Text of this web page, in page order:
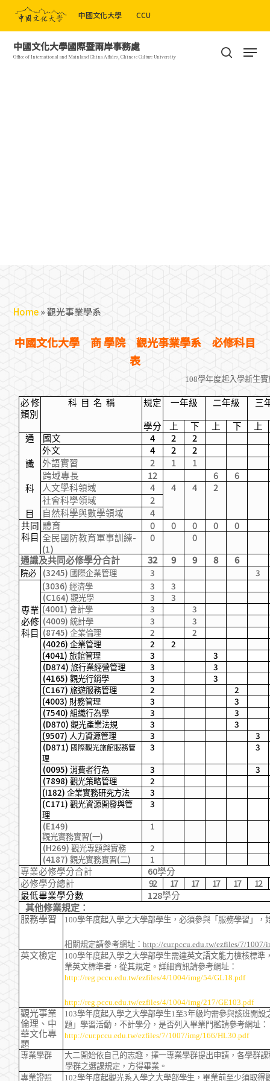
main
content
中國文化大學 CCU
中國文化大學國際暨兩岸事務處
Office of International and Mainland China Affairs, Chinese Culture University search
Home»觀光事業學系
中國文化大學 商 學院 觀光事業學系 必修科目
表
108學年度起入學新生實
必修
類別
科 目 名 稱 規定 一年級 二年級 三
學分 上 下 上 下
上
通
識
科
目
國文 4 2 2
外文 4 2 2
外語實習 2 1 1
跨域專長 12 6 6
人文學科領域 4 4 4 2
社會科學領域 2
自然科學與數學領域 4
共同
科目
體育 0 0 0 0 0
全民國防教育軍事訓練-
(1)
0 0
通識及共同必修學分合計 32 9 9 8 6
院必 (3245) 國際企業管理 3 3
專業
必修
科目
(3036)經濟學 3
3
(C164) 觀光學 3
3
(4001) 會計學 3
3
(4009) 統計學 3
3
(8745) 企業倫理 2
2
(4026) 企業管理 2
2
(4041)旅館管理 3
3
(D874) 旅行業經營管理 3
3
(4165) 觀光行銷學 3
3
(C167)旅遊服務管理 2
2
(4003) 財務管理 3
3
(7540) 組織行為學 3
3
(D870) 觀光產業法規 3
3
(9507) 人力資源管理 3
3
(D871) 國際觀光旅館服務管
理
3
3
(0095) 消費者行為 3
3
(7898) 觀光策略管理
2
(I182)企業實務研究方法
3
(C171)觀光資源開發與管
理
3
(E149)
觀光實務實習(一)
1
(H269) 觀光專題與實務
2
(4187) 觀光實務實習(二) 1
專業必修學分合計 60學分
必修學分總計
92 17 17 17 17 12
最低畢業學分數 128學分
其他修業規定：
服務學習
100學年度起入學之大學部學生，必須參與「服務學習」，
相關規定請參考網址：http://cur.pccu.edu.tw/ezfiles/7/1007/
英文檢定 100學年度起入學之大學部學生需達英文語文能力檢核標準
業英文標準者，從其規定。詳細資訊請參考網址：
http://reg.pccu.edu.tw/ezfiles/4/1004/img/54/GL18.pdf
http://reg.pccu.edu.tw/ezfiles/4/1004/img/217/GE103.pdf
觀光事業
倫理、中
華文化專
題
103學年度起入學之大學部學生1至3年級均需參與該班開設
題」學習活動，不計學分，是否列入畢業門檻請參考網址：
http://cur.pccu.edu.tw/ezfiles/7/1007/img/166/HL30.pdf
專業學群
大二開始依自己的志趣，擇一專業學群提出申請，各學群
學群之選課規定，方得畢業。
專業證照
102學年度起觀光系入學之大學部學生，畢業前至少須取得
Menu